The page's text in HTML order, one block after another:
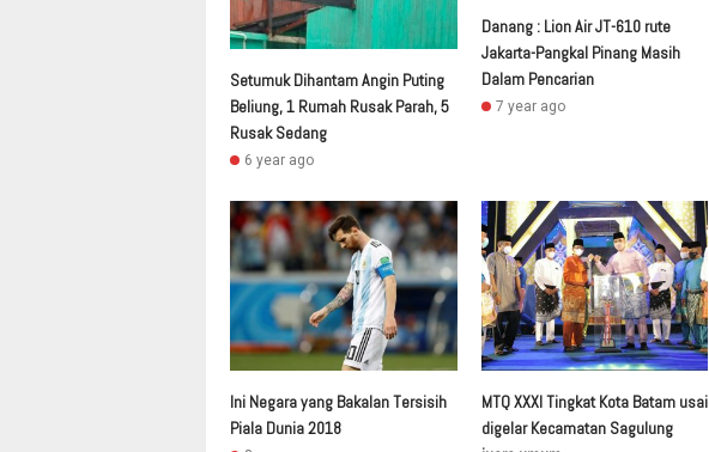
Setumuk Dihantam Angin Puting
Beliung, 1 Rumah Rusak Parah, 5
Rusak Sedang
6 year ago
Danang : Lion Air JT-610 rute
Jakarta-Pangkal Pinang Masih
Dalam Pencarian
7 year ago
Ini Negara yang Bakalan Tersisih
Piala Dunia 2018
MTQ XXXI Tingkat Kota Batam usai
digelar Kecamatan Sagulung